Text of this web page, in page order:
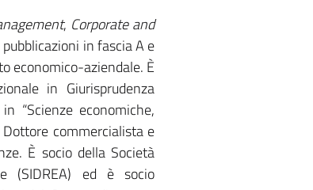
, Corporate and
in fascia A e
economico-aziendale. È
in Giurisprudenza
“Scienze economiche,
Dottore commercialista e
È socio della Società
(SIDREA) ed è socio